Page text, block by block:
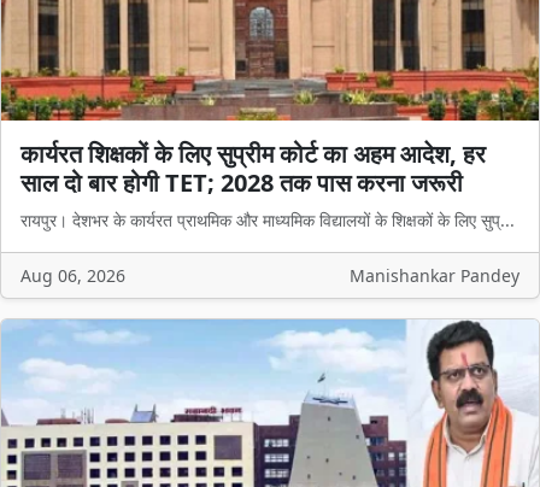
कार्यरत शिक्षकों के लिए सुप्रीम कोर्ट का अहम आदेश, हर
साल दो बार होगी TET; 2028 तक पास करना जरूरी
रायपुर। देशभर के कार्यरत प्राथमिक और माध्यमिक विद्यालयों के शिक्षकों के लिए सुप्...
Aug 06, 2026 Manishankar Pandey